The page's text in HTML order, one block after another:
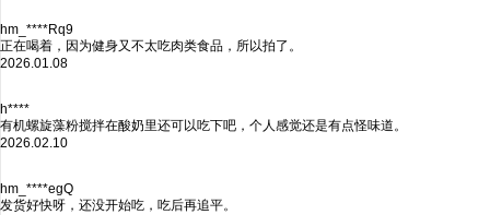
hm_****Rq9
正在喝着，因为健身又不太吃肉类食品，所以拍了。
2026.01.08
h****
有机螺旋藻粉搅拌在酸奶里还可以吃下吧，个人感觉还是有点怪味道。
2026.02.10
hm_****egQ
发货好快呀，还没开始吃，吃后再追平。